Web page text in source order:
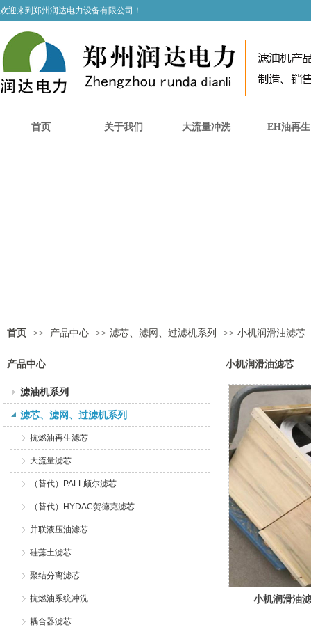
欢迎来到郑州润达电力设备有限公司！
首页 关于我们 大流量冲洗 EH油再生
首页 >> 产品中心 >> 滤芯、滤网、过滤机系列 >> 小机润滑油滤芯
产品中心
滤油机系列
滤芯、滤网、过滤机系列
抗燃油再生滤芯
大流量滤芯
（替代）PALL颇尔滤芯
（替代）HYDAC贺德克滤芯
并联液压油滤芯
硅藻土滤芯
聚结分离滤芯
抗燃油系统冲洗
耦合器滤芯
小机润滑油滤芯
小机润滑油